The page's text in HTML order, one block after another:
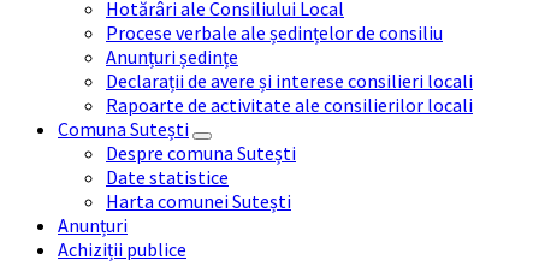
Hotărâri ale Consiliului Local
Procese verbale ale ședințelor de consiliu
Anunțuri ședințe
Declarații de avere și interese consilieri locali
Rapoarte de activitate ale consilierilor locali
Comuna Sutești
Despre comuna Sutești
Date statistice
Harta comunei Sutești
Anunțuri
Achiziții publice